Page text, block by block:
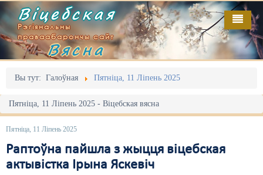
Віцебская
Рэгіянальны
праваабарончы сайт
Вясна
Вы тут: Галоўная Пятніца, 11 Ліпень 2025
Пятніца, 11 Ліпень 2025 - Віцебская вясна
Пятніца, 11 Ліпень 2025
Раптоўна пайшла з жыцця віцебская
актывістка Ірына Яскевіч
Галоўная
Адміністрацыйны перасьлед
Акцыі
Выбары
Грамадзянскія ініцыятывы
Выданьні
Відэа
Пра нас
RSS